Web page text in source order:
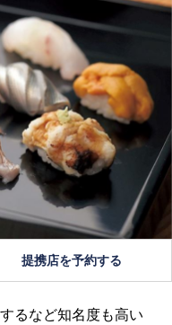
提携店を予約する
るなど知名度も高い